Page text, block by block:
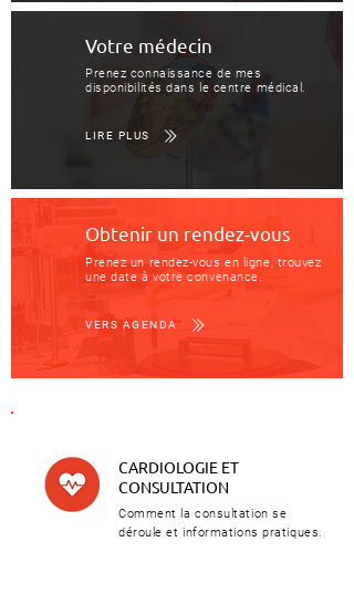
Votre médecin
Prenez connaissance de mes
disponibilités dans le centre médical.
LIRE PLUS
Obtenir un rendez-vous
Prenez un rendez-vous en ligne, trouvez
une date à votre convenance.
VERS AGENDA
CARDIOLOGIE ET
CONSULTATION
Comment la consultation se
déroule et informations pratiques.